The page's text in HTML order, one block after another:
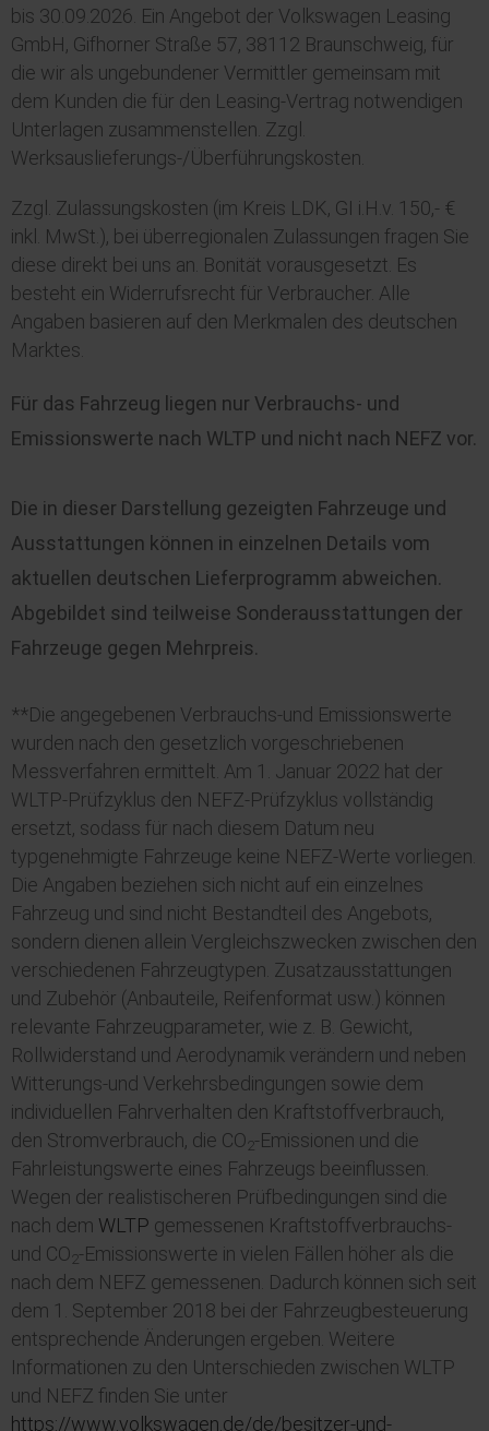
bis 30.09.2026. Ein Angebot der Volkswagen Leasing
GmbH, Gifhorner Straße 57, 38112 Braunschweig, für
die wir als ungebundener Vermittler gemeinsam mit
dem Kunden die für den Leasing-Vertrag notwendigen
Unterlagen zusammenstellen. Zzgl.
Werksauslieferungs-/Überführungskosten.
Zzgl. Zulassungskosten (im Kreis LDK, GI i.H.v. 150,- €
inkl. MwSt.), bei überregionalen Zulassungen fragen Sie
diese direkt bei uns an. Bonität vorausgesetzt. Es
besteht ein Widerrufsrecht für Verbraucher. Alle
Angaben basieren auf den Merkmalen des deutschen
Marktes.
Für das Fahrzeug liegen nur Verbrauchs- und
Emissionswerte nach WLTP und nicht nach NEFZ vor.
Die in dieser Darstellung gezeigten Fahrzeuge und
Ausstattungen können in einzelnen Details vom
aktuellen deutschen Lieferprogramm abweichen.
Abgebildet sind teilweise Sonderausstattungen der
Fahrzeuge gegen Mehrpreis.
**Die angegebenen Verbrauchs-und Emissionswerte
wurden nach den gesetzlich vorgeschriebenen
Messverfahren ermittelt. Am 1. Januar 2022 hat der
WLTP-Prüfzyklus den NEFZ-Prüfzyklus vollständig
ersetzt, sodass für nach diesem Datum neu
typgenehmigte Fahrzeuge keine NEFZ-Werte vorliegen.
Die Angaben beziehen sich nicht auf ein einzelnes
Fahrzeug und sind nicht Bestandteil des Angebots,
sondern dienen allein Vergleichszwecken zwischen den
verschiedenen Fahrzeugtypen. Zusatzausstattungen
und Zubehör (Anbauteile, Reifenformat usw.) können
relevante Fahrzeugparameter, wie z. B. Gewicht,
Rollwiderstand und Aerodynamik verändern und neben
Witterungs-und Verkehrsbedingungen sowie dem
individuellen Fahrverhalten den Kraftstoffverbrauch,
den Stromverbrauch, die CO2-Emissionen und die
Fahrleistungswerte eines Fahrzeugs beeinflussen.
Wegen der realistischeren Prüfbedingungen sind die
nach dem WLTP gemessenen Kraftstoffverbrauchs-
und CO2-Emissionswerte in vielen Fällen höher als die
nach dem NEFZ gemessenen. Dadurch können sich seit
dem 1. September 2018 bei der Fahrzeugbesteuerung
entsprechende Änderungen ergeben. Weitere
Informationen zu den Unterschieden zwischen WLTP
und NEFZ finden Sie unter
https://www.volkswagen.de/de/besitzer-und-